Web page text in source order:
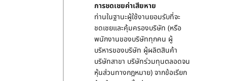
การชดเชยค่าเสียหาย
ท่านในฐานะผู้ใช้งานยอมรับที่จะ
ชดเชยและคุ้มครองบริษัท (หรือ
พนักงานของบริษัททุกคน ผู้
บริหารของบริษัท ผู้ผลิตสินค้า
บริษัทสาขา บริษัทร่วมทุนตลอดจน
หุ้นส่วนทางกฎหมาย) จากข้อเรียก